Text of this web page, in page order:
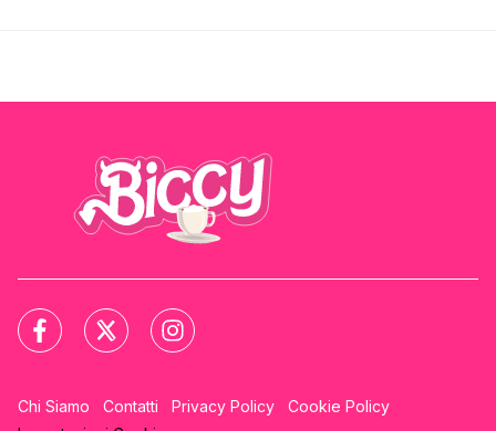
Chi Siamo Contatti Privacy Policy
Cookie Policy